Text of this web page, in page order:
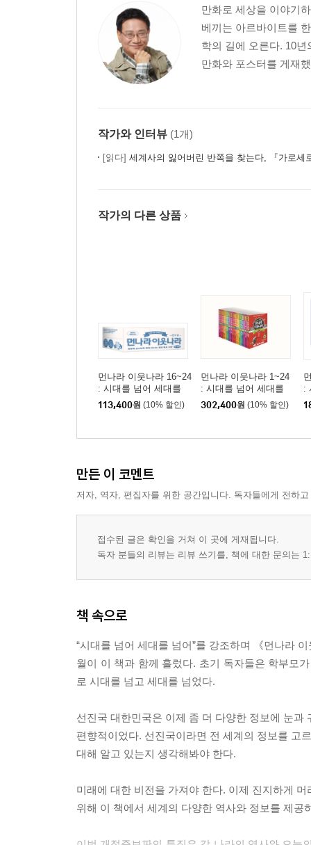
만화로 세상을 이야기
베끼는 아르바이트를
학의 길에 오른다. 10
만화와 포스터를 게재
작가와 인터뷰 (1개)
[읽다] 세계사의 잃어버린 반쪽을 찾는다, 『가로세로 세
작가의 다른 상품
먼나라 이웃나라 16~24
: 시대를 넘어 세대를
넘어 B세트
113,400원 (10% 할인)
먼나라 이웃나라 1~24
: 시대를 넘어 세대를
넘어 C세트
302,400원 (10% 할인)
:
만든 이 코멘트
저자, 역자, 편집자를 위한 공간입니다. 독자들에게 전하
접수된 글은 확인을 거쳐 이 곳에 게재됩니다.
독자 분들의 리뷰는 리뷰 쓰기를, 책에 대한 문의는
책 속으로
“시대를 넘어 세대를 넘어”를 강조하며 《먼나라
월이 이 책과 함께 흘렀다. 초기 독자들은 학부모
로 시대를 넘고 세대를 넘었다.
선진국 대한민국은 이제 좀 더 다양한 정보에 눈
편향적이었다. 선진국이라면 전 세계의 정보를 고
대해 알고 있는지 생각해봐야 한다.
미래에 대한 비전을 가져야 한다. 이제 진지하게
위해 이 책에서 세계의 다양한 역사와 정보를 제공